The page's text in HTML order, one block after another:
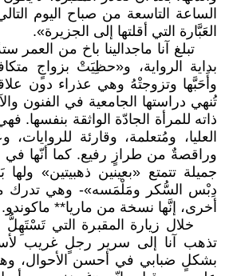
الساعة التاسعة من صباح اليوم
العَبَّارة التي أقلتها إلى الجزيرة».
تبلغ آنا ماجدالينا باخ من العمر
بداية الرواية، و«حظِيَتْ بزواجٍ
وأَحَبَّها وتزوجتْهُ وهي عذراء دون
تُنهي دراستها الجامعية في الفنون
ذاته للمرأة الجادّة الواثقة بنفسها.
العليا، ومُتعلمة، وقارئة
وراقصةٌ من طرازٍ رفيع. كما أنّها في
جميلة تتمتع «بعينين ذهبيتين»
دِبْس السُّكر ومَلْمَسه»- وهي تدرك
أخرى، إنَّها نسخة من ماريا** ماكوندو.
خلال زيارة المقبرة التي تَسْتَهِلُّ
تذهب آنا إلى سرير رجلٍ غريب
بشكلٍ ضبابي في أحسن الأحوال،